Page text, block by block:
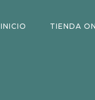
INICIO TIENDA